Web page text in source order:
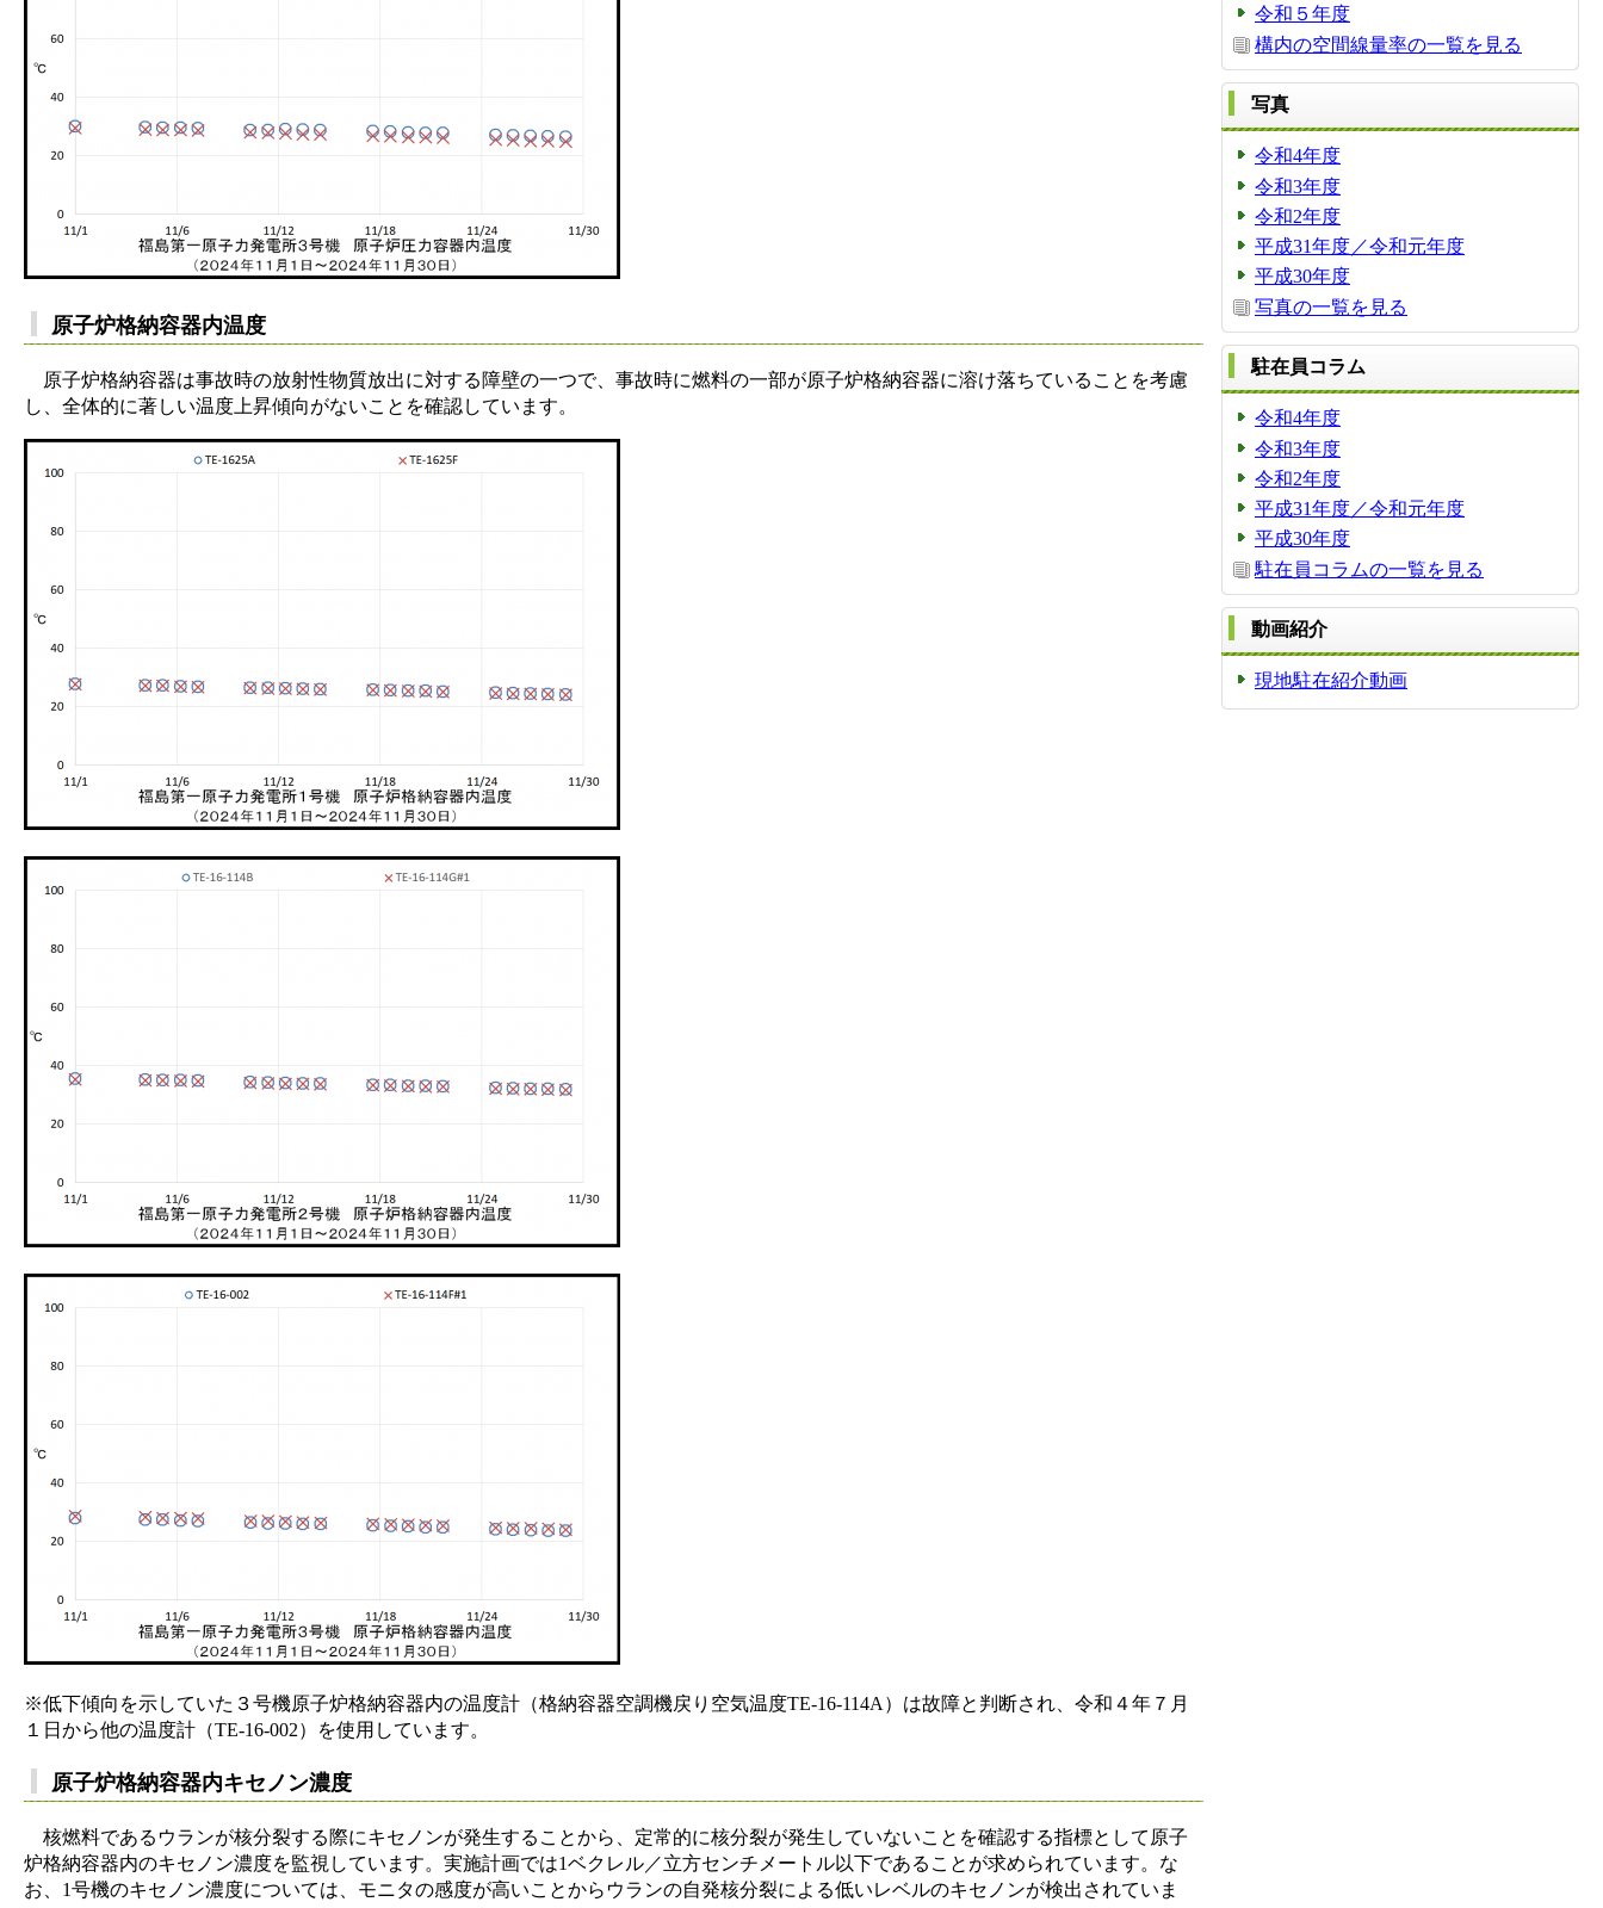
原子炉格納容器内温度
原子炉格納容器は事故時の放射性物質放出に対する障壁の一つで、事故時に燃料の一部が原子炉格納容器に溶け落ちていることを考慮
し、全体的に著しい温度上昇傾向がないことを確認しています。
※低下傾向を示していた３号機原子炉格納容器内の温度計（格納容器空調機戻り空気温度TE-16-114A）は故障と判断され、令和４年７月
１日から他の温度計（TE-16-002）を使用しています。
原子炉格納容器内キセノン濃度
核燃料であるウランが核分裂する際にキセノンが発生することから、定常的に核分裂が発生していないことを確認する指標として原子
炉格納容器内のキセノン濃度を監視しています。実施計画では1ベクレル／立方センチメートル以下であることが求められています。な
お、1号機のキセノン濃度については、モニタの感度が高いことからウランの自発核分裂による低いレベルのキセノンが検出されていま
令和５年度
構内の空間線量率の一覧を見る
写真
令和4年度
令和3年度
令和2年度
平成31年度／令和元年度
平成30年度
写真の一覧を見る
駐在員コラム
令和4年度
令和3年度
令和2年度
平成31年度／令和元年度
平成30年度
駐在員コラムの一覧を見る
動画紹介
現地駐在紹介動画